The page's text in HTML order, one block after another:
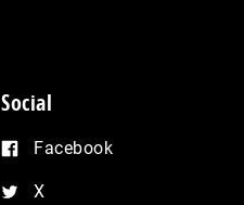
Social
Facebook
X